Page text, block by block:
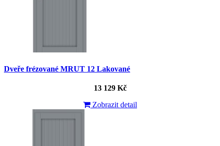
Dveře frézované MRUT 12 Lakované
13 129 Kč
Zobrazit detail